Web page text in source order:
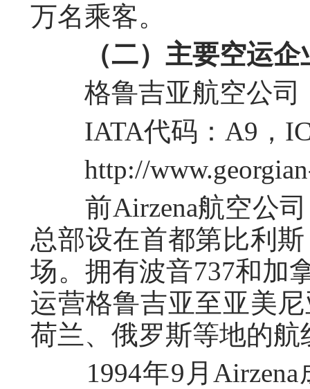
万名乘客。
（二）主要空运企
格鲁吉亚航空公司
IATA代码：A9，
http://www.georgian-
前Airzena航空公司
总部设在首都第比利
场。拥有波音737和加
运营格鲁吉亚至亚美
荷兰、俄罗斯等地的航
1994年9月Airzena